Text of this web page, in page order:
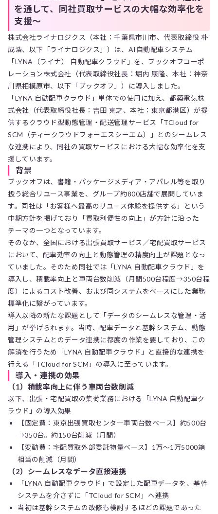
を通して、同社買取サービスの大幅な効率化を
支援～
株式会社ライナロジクス（本社：千葉県市川市、代表取締役 朴
成浩、以下「ライナロジクス」）は、AI自動配車システム
「LYNA（ライナ） 自動配車クラウド」を、ブックオフコーポ
レーション株式会社（代表取締役社長：堀内 康隆、本社：神奈
川県相模原市、以下「ブックオフ」）に導入しました。
「LYNA 自動配車クラウド」単体での使用に加え、都築電気株
式会社（代表取締役社長：吉田 克之、本社：東京都港区）が提
供するクラウド型動態管理・配送管理サービス「TCloud for
SCM（ティークラウドフォーエスシーエム）」とのシームレス
な連携により、同社の買取サービスにおける大幅な効率化を支
援しています。
背景
ブックオフは、書籍・パッケージメディア・アパレル等を取り
扱う総合リユース事業を、グループ約800店舗で展開していま
す。同社は「お客様へ最高のリユース体験を提供する」という
中期方針を掲げており「買取利便性の向上」が方針に沿った
テーマの一つとなっています。
そのなか、全国における出張買取サービス／宅配買取サービス
において、配車効率の向上と動態管理の精度向上が課題となっ
ていました。そのため同社では「LYNA 自動配車クラウド」を
導入し、積載率向上と車両台数削減（月間500台程度→350台程
度）によるコスト改善、および同システムをベースにした業務
標準化に繋がっています。
導入以降の新たな課題として「データのシームレスな管理・活
用」が挙げられます。当時、配車データと基幹システム、動態
管理システムとのデータ連携に都度の作業を要しており、この
解消を行うため「LYNA 自動配車クラウド」と直接的な連携を
行える「TCloud for SCM」の導入に至っています。
導入・連携の効果
（1）積載率向上に伴う車両台数削減
以下、出張・宅配買取の集荷業務における「LYNA 自動配車ク
ラウド」の導入効果
【固定費：東京出張買取センター車両台数ベース】約500台
→350台。約150台削減（月間）
【変動費：宅配買取外部委託物量ベース】1万～1万5000箱
相当の削減（月間）
（2）シームレスなデータ直接連携
「LYNA 自動配車クラウド」で設定した配車データを、基幹
システムを介さずに「TCloud for SCM」へ連携
当初は基幹システムの改修も検討するほどの課題であった